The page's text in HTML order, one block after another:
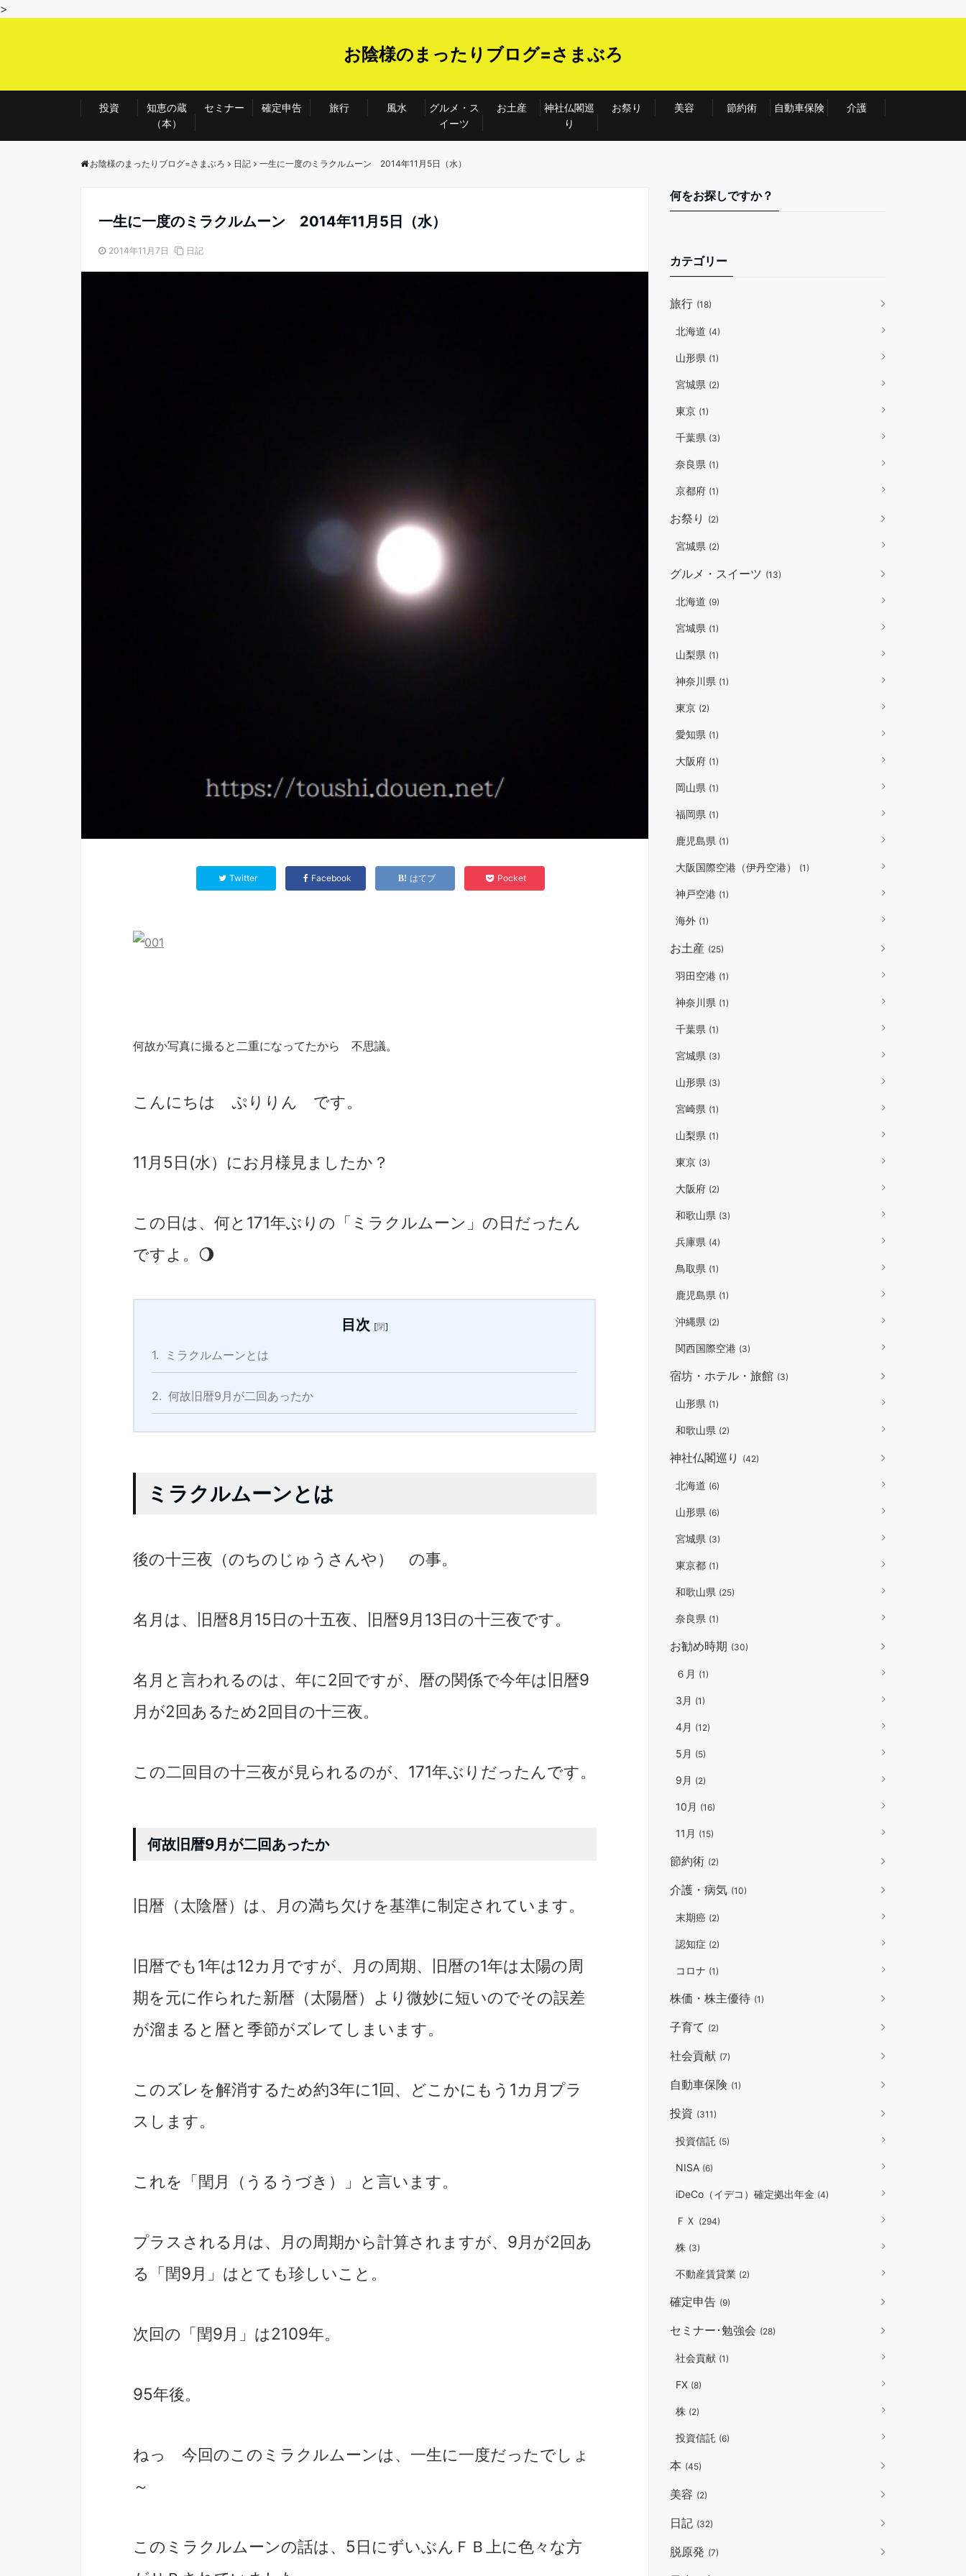
>
お陰様のまったりブログ=さまぶろ
投資
知恵の蔵
（本）
セミナー 確定申告 旅行 風水
グルメ・ス
イーツ
お土産
神社仏閣巡
り
お祭り 美容 節約術 自動車保険 介護
お陰様のまったりブログ=さまぶろ 日記 一生に一度のミラクルムーン 2014年11月5日（水）
一生に一度のミラクルムーン 2014年11月5日（水）
2014年11月7日 日記
Twitter Facebook はてブ Pocket
何故か写真に撮ると二重になってたから 不思議。
こんにちは ぷりりん です。
11月5日(水）にお月様見ましたか？
この日は、何と171年ぶりの「ミラクルムーン」の日だったん
ですよ。🌖
目次 [閉]
1. ミラクルムーンとは
2. 何故旧暦9月が二回あったか
ミラクルムーンとは
後の十三夜（のちのじゅうさんや） の事。
名月は、旧暦8月15日の十五夜、旧暦9月13日の十三夜です。
名月と言われるのは、年に2回ですが、暦の関係で今年は旧暦9
月が2回あるため2回目の十三夜。
この二回目の十三夜が見られるのが、171年ぶりだったんです。
何故旧暦9月が二回あったか
旧暦（太陰暦）は、月の満ち欠けを基準に制定されています。
旧暦でも1年は12カ月ですが、月の周期、旧暦の1年は太陽の周
期を元に作られた新暦（太陽暦）より微妙に短いのでその誤差
が溜まると暦と季節がズレてしまいます。
このズレを解消するため約3年に1回、どこかにもう1カ月プラ
スします。
これを「閏月（うるうづき）」と言います。
プラスされる月は、月の周期から計算されますが、9月が2回あ
る「閏9月」はとても珍しいこと。
次回の「閏9月」は2109年。
95年後。
ねっ 今回のこのミラクルムーンは、一生に一度だったでしょ
～
このミラクルムーンの話は、5日にずいぶんＦＢ上に色々な方
何をお探しですか？
カテゴリー
旅行 (18)
北海道 (4)
山形県 (1)
宮城県 (2)
東京 (1)
千葉県 (3)
奈良県 (1)
京都府 (1)
お祭り (2)
宮城県 (2)
グルメ・スイーツ (13)
北海道 (9)
宮城県 (1)
山梨県 (1)
神奈川県 (1)
東京 (2)
愛知県 (1)
大阪府 (1)
岡山県 (1)
福岡県 (1)
鹿児島県 (1)
大阪国際空港（伊丹空港） (1)
神戸空港 (1)
海外 (1)
お土産 (25)
羽田空港 (1)
神奈川県 (1)
千葉県 (1)
宮城県 (3)
山形県 (3)
宮崎県 (1)
山梨県 (1)
東京 (3)
大阪府 (2)
和歌山県 (3)
兵庫県 (4)
鳥取県 (1)
鹿児島県 (1)
沖縄県 (2)
関西国際空港 (3)
宿坊・ホテル・旅館 (3)
山形県 (1)
和歌山県 (2)
神社仏閣巡り (42)
北海道 (6)
山形県 (6)
宮城県 (3)
東京都 (1)
和歌山県 (25)
奈良県 (1)
お勧め時期 (30)
６月 (1)
3月 (1)
4月 (12)
5月 (5)
9月 (2)
10月 (16)
11月 (15)
節約術 (2)
介護・病気 (10)
末期癌 (2)
認知症 (2)
コロナ (1)
株価・株主優待 (1)
子育て (2)
社会貢献 (7)
自動車保険 (1)
投資 (311)
投資信託 (5)
NISA (6)
iDeCo（イデコ）確定拠出年金 (4)
ＦＸ (294)
株 (3)
不動産賃貸業 (2)
確定申告 (9)
セミナー･勉強会 (28)
社会貢献 (1)
FX (8)
株 (2)
投資信託 (6)
本 (45)
美容 (2)
日記 (32)
脱原発 (7)